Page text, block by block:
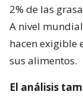
2% de las
A nivel
hacen exigible
sus alimentos.
El análisis